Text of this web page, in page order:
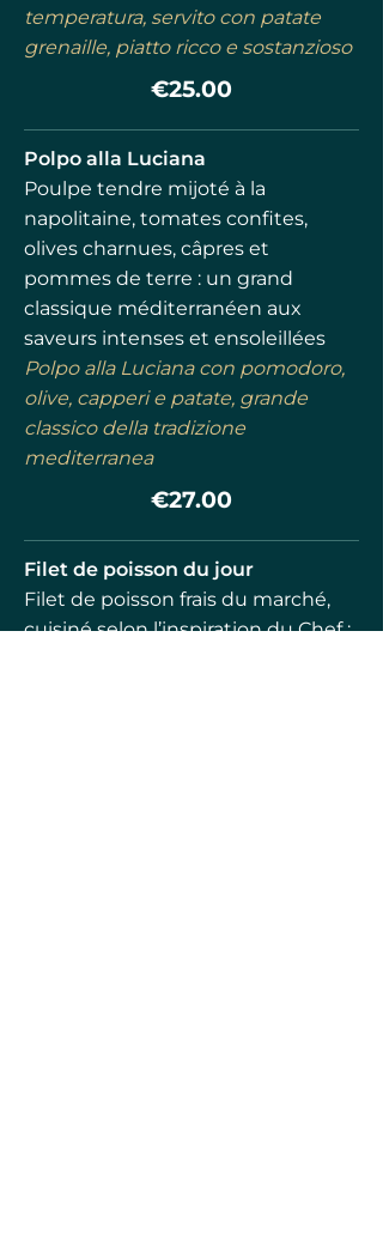
temperatura, servito con patate
grenaille, piatto ricco e sostanzioso
€25.00
Polpo alla Luciana
Poulpe tendre mijoté à la
napolitaine, tomates confites,
olives charnues, câpres et
pommes de terre : un grand
classique méditerranéen aux
saveurs intenses et ensoleillées
Polpo alla Luciana con pomodoro,
olive, capperi e patate, grande
classico della tradizione
mediterranea
€27.00
Filet de poisson du jour
Filet de poisson frais du marché,
cuisiné selon l’inspiration du Chef :